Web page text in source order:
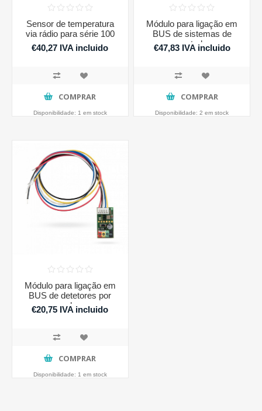
Sensor de temperatura
via rádio para série 100
€40,27 IVA incluido
COMPRAR
Disponibilidade: 1 em stock
Módulo para ligação em
BUS de sistemas de
controlo
€47,83 IVA incluido
COMPRAR
Disponibilidade: 2 em stock
Módulo para ligação em
BUS de detetores por
cabo
€20,75 IVA incluido
COMPRAR
Disponibilidade: 1 em stock